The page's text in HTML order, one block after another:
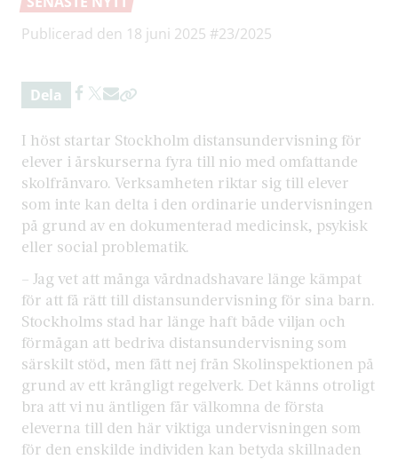
Publicerad den 18 juni 2025 #23/2025
Dela
I höst startar Stockholm distansundervisning för
elever i årskurserna fyra till nio med omfattande
skolfrånvaro. Verksamheten riktar sig till elever
som inte kan delta i den ordinarie undervisningen
på grund av en dokumenterad medicinsk, psykisk
eller social problematik.
– Jag vet att många vårdnadshavare länge kämpat
för att få rätt till distansundervisning för sina barn.
Stockholms stad har länge haft både viljan och
förmågan att bedriva distansundervisning som
särskilt stöd, men fått nej från Skolinspektionen på
grund av ett krångligt regelverk. Det känns otroligt
bra att vi nu äntligen får välkomna de första
eleverna till den här viktiga undervisningen som
för den enskilde individen kan betyda skillnaden